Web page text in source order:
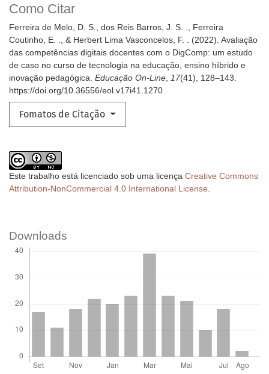
Como Citar
Ferreira de Melo, D. S., dos Reis Barros, J. S. ., Ferreira
Coutinho, E. ., & Herbert Lima Vasconcelos, F. . (2022). Avaliação
das competências digitais docentes com o DigComp: um estudo
de caso no curso de tecnologia na educação, ensino híbrido e
inovação pedagógica. Educação On-Line, 17(41), 128–143.
https://doi.org/10.36556/eol.v17i41.1270
Fomatos de Citação
Este trabalho está licenciado sob uma licença Creative Commons
Attribution-NonCommercial 4.0 International License.
Downloads